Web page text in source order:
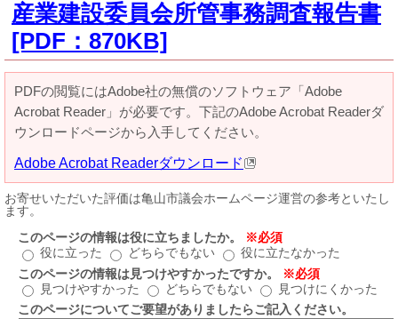
産業建設委員会所管事務調査報告書
[PDF：870KB]
PDFの閲覧にはAdobe社の無償のソフトウェア「Adobe
Acrobat Reader」が必要です。下記のAdobe Acrobat Readerダ
ウンロードページから入手してください。
Adobe Acrobat Readerダウンロード